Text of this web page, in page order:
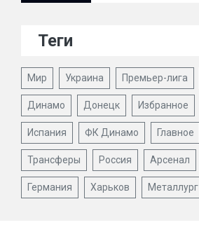
Теги
Мир Украина Премьер-лига
Динамо Донецк Избранное
Испания ФК Динамо Главное
Трансферы Россия Арсенал
Германия Харьков Металлург